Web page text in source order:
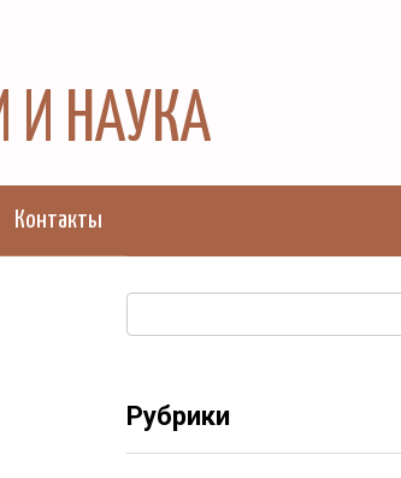
И НАУКА
Контакты
Рубрики